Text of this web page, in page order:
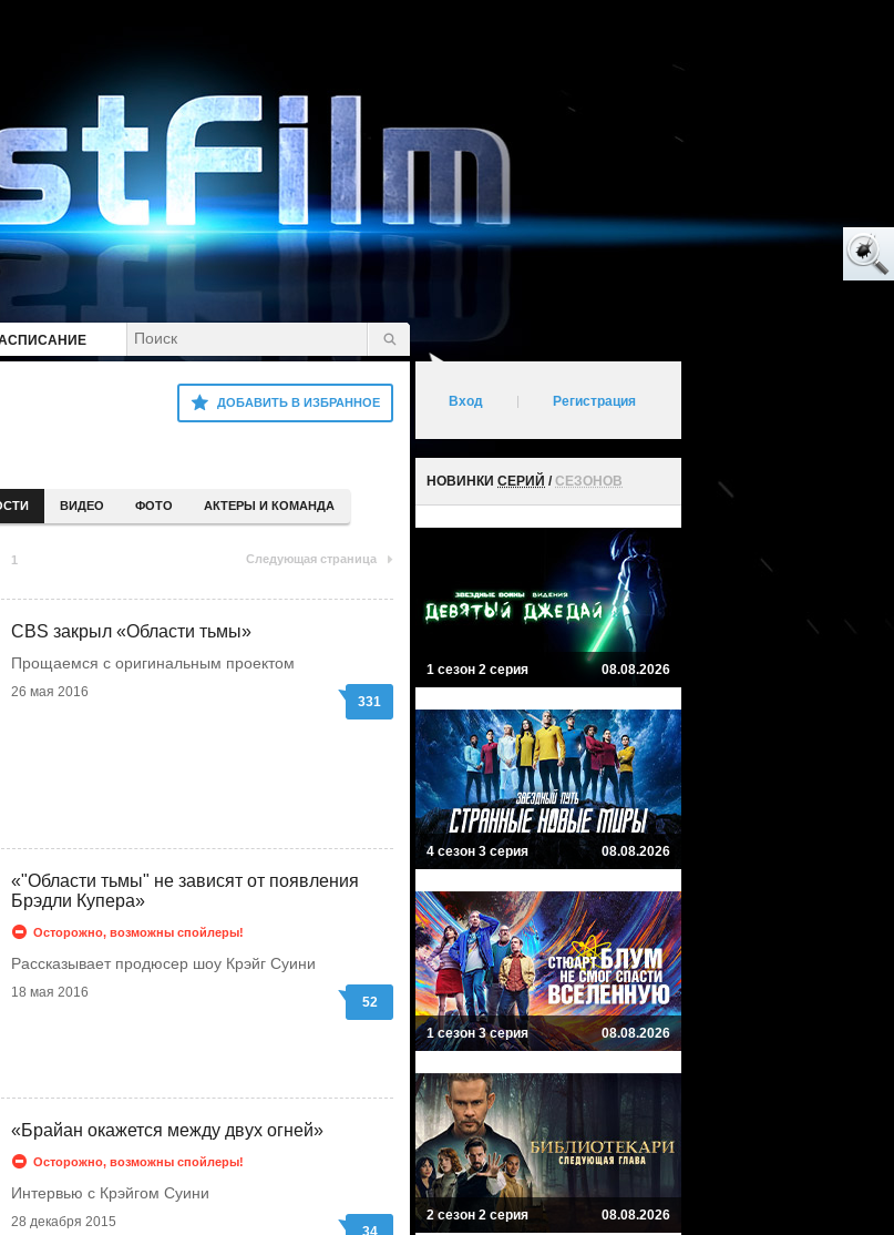
ДОБАВИТЬ В ИЗБРАННОЕ
ВИДЕО ФОТО АКТЕРЫ И КОМАНДА
1 Следующая страница
CBS закрыл «Области тьмы»
Прощаемся с оригинальным проектом
26 мая 2016
331
«"Области тьмы" не зависят от появления
Брэдли Купера»
Осторожно, возможны спойлеры!
Рассказывает продюсер шоу Крэйг Суини
18 мая 2016
52
«Брайан окажется между двух огней»
Осторожно, возможны спойлеры!
Интервью с Крэйгом Суини
28 декабря 2015
34
Вход Регистрация
НОВИНКИ СЕРИЙ /СЕЗОНОВ
1 сезон 2 серия 08.08.2026
4 сезон 3 серия 08.08.2026
1 сезон 3 серия 08.08.2026
2 сезон 2 серия 08.08.2026